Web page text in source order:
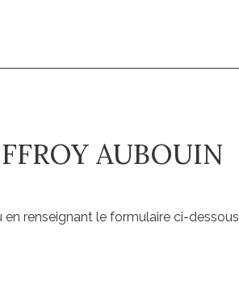
AUBOUIN
renseignant le formulaire ci-dessous